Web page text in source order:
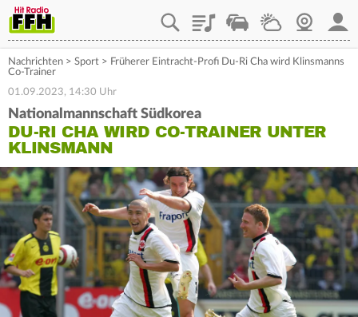
PlaylistStaupilotWetterWebcam
Nachrichten > Sport > Früherer Eintracht-Profi Du-Ri Cha wird Klinsmanns
Co-Trainer
01.09.2023, 14:30 Uhr
Nationalmannschaft Südkorea
DU-RI CHA WIRD CO-TRAINER UNTER
KLINSMANN